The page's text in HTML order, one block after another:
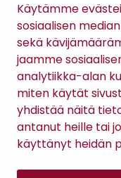
Käytämme
sosiaalisen
sekä
jaamme
analytiikka-alan
miten käytät
yhdistää näitä
antanut heille tai
käyttänyt heidän